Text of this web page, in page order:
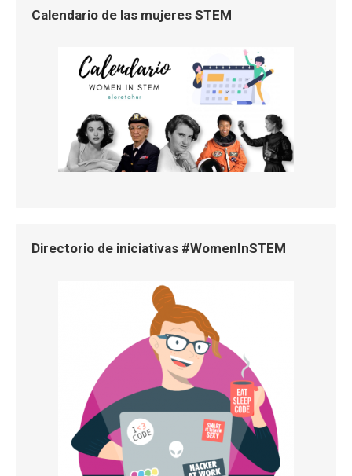
Calendario de las mujeres STEM
Directorio de iniciativas #WomenInSTEM